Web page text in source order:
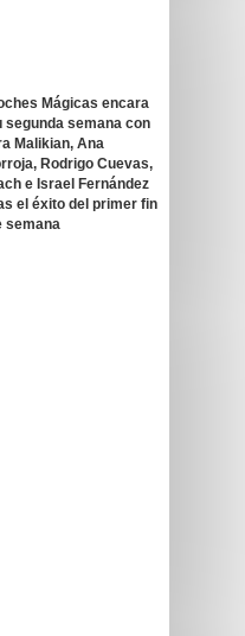
Mágicas encara
segunda semana con
Malikian, Ana
Rodrigo Cuevas,
e Israel Fernández
el éxito del primer fin
semana